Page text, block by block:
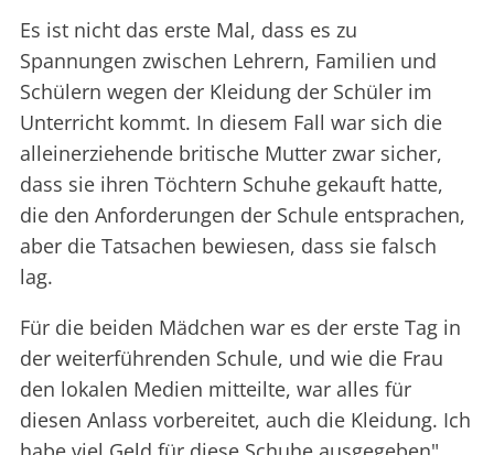
Es ist nicht das erste Mal, dass es zu
Spannungen zwischen Lehrern, Familien und
Schülern wegen der Kleidung der Schüler im
Unterricht kommt. In diesem Fall war sich die
alleinerziehende britische Mutter zwar sicher,
dass sie ihren Töchtern Schuhe gekauft hatte,
die den Anforderungen der Schule entsprachen,
aber die Tatsachen bewiesen, dass sie falsch
lag.
Für die beiden Mädchen war es der erste Tag in
der weiterführenden Schule, und wie die Frau
den lokalen Medien mitteilte, war alles für
diesen Anlass vorbereitet, auch die Kleidung. Ich